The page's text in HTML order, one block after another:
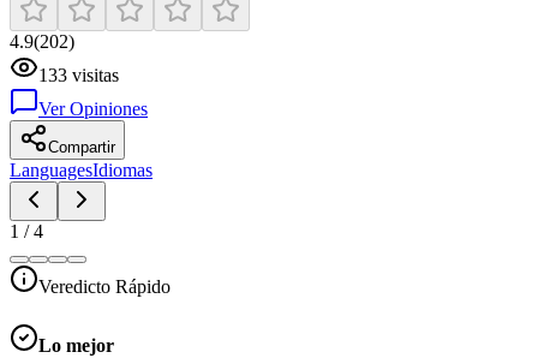
4.9(202)
133 visitas
Ver Opiniones
Compartir
LanguagesIdiomas
1 /4
Veredicto Rápido
Lo mejor